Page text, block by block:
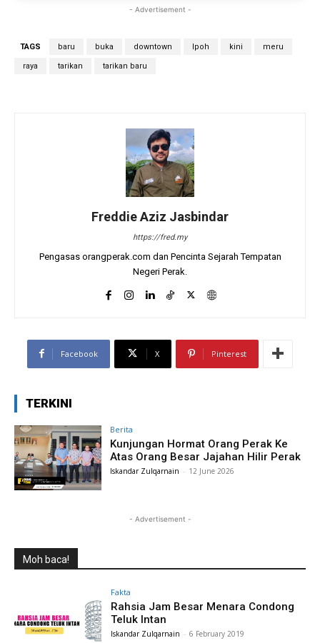
- Advertisement -
TAGS baru buka downtown Ipoh kini meru
raya tarikan tarikan baru
Freddie Aziz Jasbindar
https://fred.my
Pengasas orangperak.com dan Pencinta Sejarah Tempatan
Negeri Perak.
Facebook X Pinterest
TERKINI
Berita
Kunjungan Hormat Orang Perak Ke
Atas Orang Besar Jajahan Hilir Perak
Iskandar Zulqarnain - 12 June 2026
- Advertisement -
Moh baca!
Fakta
Rahsia Jam Besar Menara Condong
Teluk Intan
Iskandar Zulqarnain - 6 February 2019